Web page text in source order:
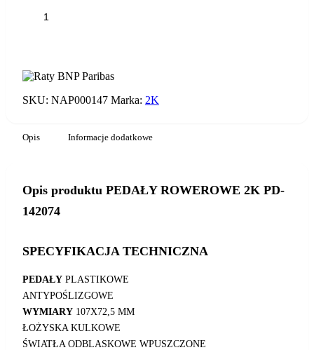
PD-
142074
SKU: NAP000147 Marka: 2K
Opis Informacje dodatkowe
Opis produktu PEDAŁY ROWEROWE 2K PD-
142074
SPECYFIKACJA TECHNICZNA
PEDAŁY PLASTIKOWE
ANTYPOŚLIZGOWE
WYMIARY 107X72,5 MM
ŁOŻYSKA KULKOWE
ŚWIATŁA ODBLASKOWE WPUSZCZONE